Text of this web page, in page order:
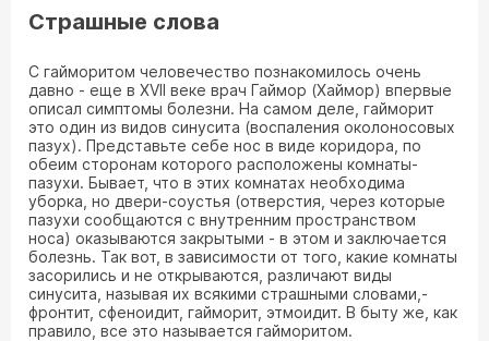
Страшные слова
С гайморитом человечество познакомилось очень
давно - еще в XVII веке врач Гаймор (Хаймор) впервые
описал симптомы болезни. На самом деле, гайморит
это один из видов синусита (воспаления околоносовых
пазух). Представьте себе нос в виде коридора, по
обеим сторонам которого расположены комнаты-
пазухи. Бывает, что в этих комнатах необходима
уборка, но двери-соустья (отверстия, через которые
пазухи сообщаются с внутренним пространством
носа) оказываются закрытыми - в этом и заключается
болезнь. Так вот, в зависимости от того, какие комнаты
засорились и не открываются, различают виды
синусита, называя их всякими страшными словами,-
фронтит, сфеноидит, гайморит, этмоидит. В быту же, как
правило, все это называется гайморитом.